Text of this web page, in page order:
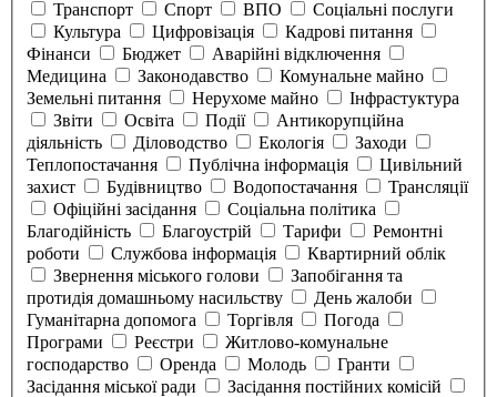
Транспорт
Спорт ВПО
Соціальні послуги
Культура
Цифровізація
Кадрові питання
Фінанси
Бюджет
Аварійні відключення
Медицина
Законодавство
Комунальне майно
Земельні питання
Нерухоме майно
Інфрастуктура
Звіти
Освіта Події
Антикорупційна
діяльність
Діловодство Екологія
Заходи
Теплопостачання
Публічна інформація
Цивільний
захист
Будівництво Водопостачання
Трансляції
Офіційні засідання
Соціальна політика
Благодійність
Благоустрій Тарифи
Ремонтні
роботи
Службова інформація
Квартирний облік
Звернення міського голови
Запобігання та
протидія домашньому насильству
День жалоби
Гуманітарна допомога
Торгівля
Погода
Програми
Реєстри
Житлово-комунальне
господарство
Оренда Молодь
Гранти
Засідання міської ради
Засідання постійних комісій